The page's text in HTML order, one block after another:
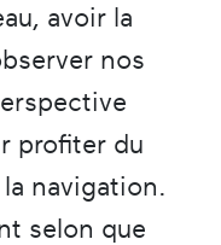
avoir la
nos
profiter du
navigation.
selon que